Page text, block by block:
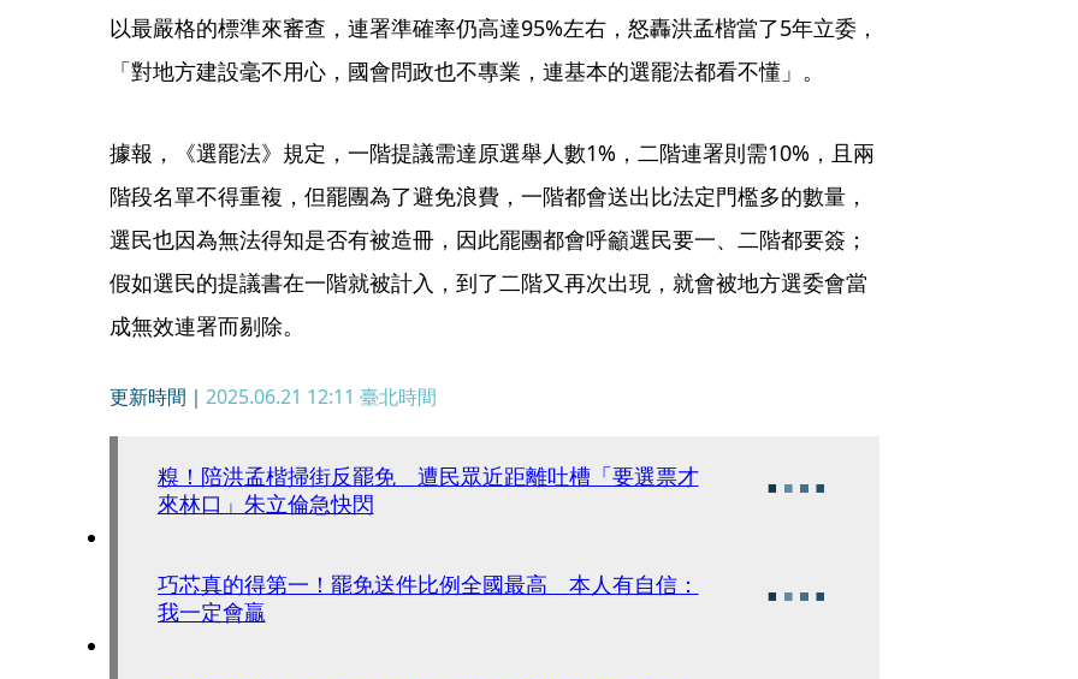
以最嚴格的標準來審查，連署準確率仍高達95%左右，怒轟洪孟楷當了5年立委，
「對地方建設毫不用心，國會問政也不專業，連基本的選罷法都看不懂」。
據報，《選罷法》規定，一階提議需達原選舉人數1%，二階連署則需10%，且兩
階段名單不得重複，但罷團為了避免浪費，一階都會送出比法定門檻多的數量，
選民也因為無法得知是否有被造冊，因此罷團都會呼籲選民要一、二階都要簽；
假如選民的提議書在一階就被計入，到了二階又再次出現，就會被地方選委會當
成無效連署而剔除。
更新時間｜ 2025.06.21 12:11 臺北時間
糗！陪洪孟楷掃街反罷免 遭民眾近距離吐槽「要選票才
來林口」朱立倫急快閃
巧芯真的得第一！罷免送件比例全國最高 本人有自信：
我一定會贏